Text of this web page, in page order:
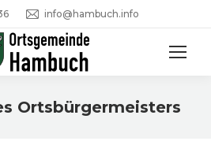
info@hambuch.info
Ortsbürgermeisters